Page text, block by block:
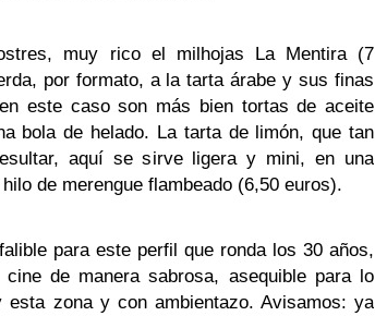
muy rico el milhojas La Mentira (7
por formato, a la tarta árabe y sus finas
este caso son más bien tortas de aceite
bola de helado. La tarta de limón, que tan
aquí se sirve ligera y mini, en una
de merengue flambeado (6,50 euros).
para este perfil que ronda los 30 años,
de manera sabrosa, asequible para lo
esta zona y con ambientazo. Avisamos: ya